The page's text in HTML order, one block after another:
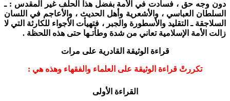
دون وجه حق ، فسادت في الأمة بفضل هذا الحلف غير المقدس : ـ
السلطان العباسي ، والأشعرية وأهل الحديث ، والأعاجم في اللسان
السلاجقة ـ التقليد والأسطورة والجبر ، فتهيأت الأجواء للكارثة التي لا
زالت الأمة الإسلامية تعاني من شدة وطأتـها حتى هذه اللحظة .
قراءة الوثيقة القادرية على مرات
تكررتْ قراءة الوثيقة على العلماء والفقهاء وهذه هي :
القراءة الأولى